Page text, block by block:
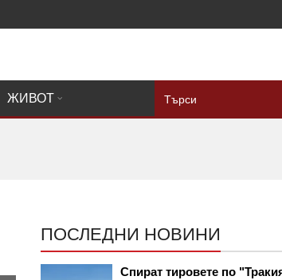
ЖИВОТ
ПОСЛЕДНИ НОВИНИ
Спират тировете по